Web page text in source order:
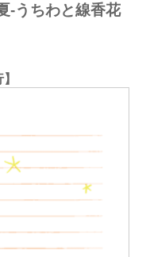
-うちわと線香花